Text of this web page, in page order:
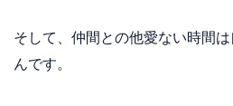
そして、仲間との他愛ない時間は
んです。